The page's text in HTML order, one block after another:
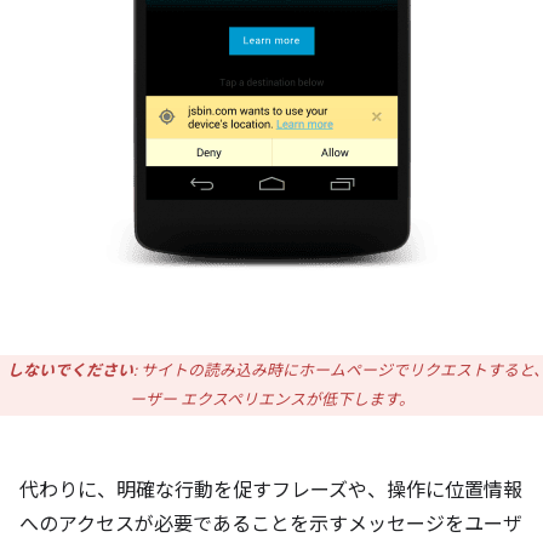
しないでください: サイトの読み込み時にホームページでリクエストすると
ーザー エクスペリエンスが低下します。
代わりに、明確な行動を促すフレーズや、操作に位置情報
へのアクセスが必要であることを示すメッセージをユーザ